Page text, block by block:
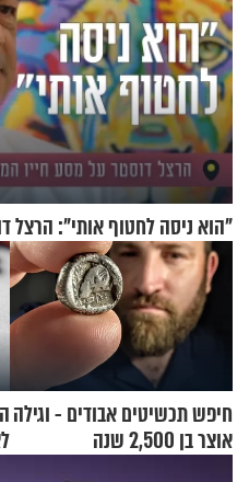
"הוא ניסה לחטוף אותי": הרצל
חיפש תכשיטים אבודים - וגילה
אוצר בן 2,500 שנה